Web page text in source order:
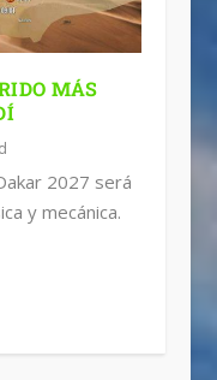
MÁS
2027 será
y mecánica.